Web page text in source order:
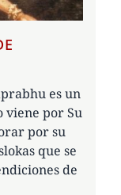
es un
viene por Su
por su
que se
de